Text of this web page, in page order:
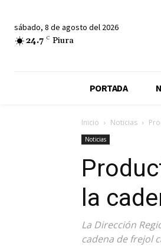
sábado, 8 de agosto del 2026
24.7 C Piura
PORTADA
Inicio Noticias
Noticias
la
La Dirección
cadena de frejol